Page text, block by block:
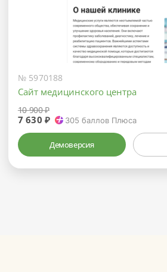
№ 5970188
Сайт медицинского центра
10 900 ₽
7 630 ₽ 305 баллов Плюса
Демоверсия